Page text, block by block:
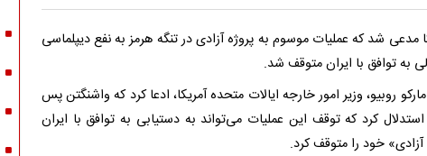
مدعی شد که عملیات موسوم به پروژه آزادی در تنگه هرمز به نفع دیپلماسی
به توافق با ایران متوقف شد.
روبیو، وزیر امور خارجه ایالات متحده آمریکا، ادعا کرد که واشنگتن پس
استدلال کرد که توقف این عملیات می‌تواند به دستیابی به توافق با ایران
خود را متوقف کرد.